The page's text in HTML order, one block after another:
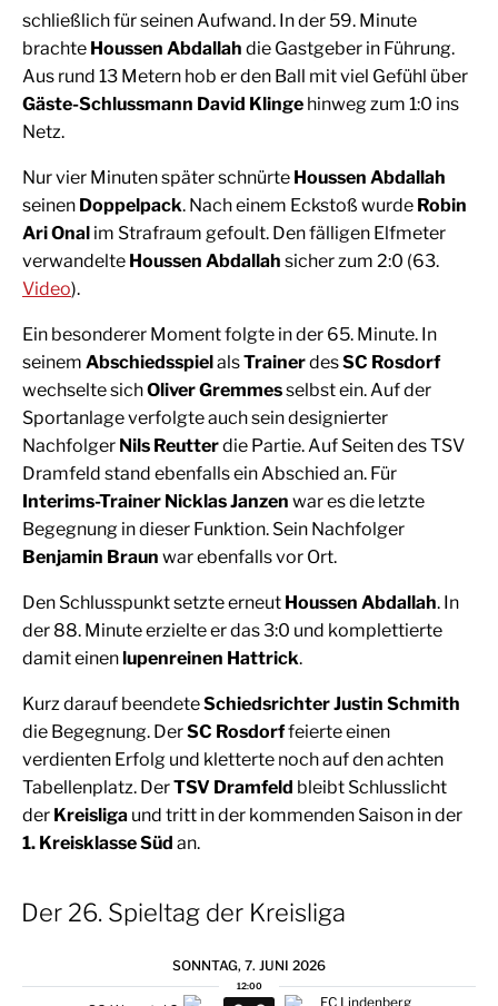
schließlich für seinen Aufwand. In der 59. Minute
brachte Houssen Abdallah die Gastgeber in Führung.
Aus rund 13 Metern hob er den Ball mit viel Gefühl über
Gäste-Schlussmann David Klinge hinweg zum 1:0 ins
Netz.
Nur vier Minuten später schnürte Houssen Abdallah
seinen Doppelpack. Nach einem Eckstoß wurde Robin
Ari Onal im Strafraum gefoult. Den fälligen Elfmeter
verwandelte Houssen Abdallah sicher zum 2:0 (63.
Video).
Ein besonderer Moment folgte in der 65. Minute. In
seinem Abschiedsspiel alsTrainerdesSC Rosdorf
wechselte sichOliver Gremmesselbst ein. Auf der
Sportanlage verfolgte auch sein designierter
Nachfolger Nils Reutterdie Partie. Auf Seiten des TSV
Dramfeld stand ebenfalls ein Abschied an. Für
Interims-Trainer Nicklas Janzen war es die letzte
Begegnung in dieser Funktion. Sein Nachfolger
Benjamin Braun war ebenfalls vor Ort.
Den Schlusspunkt setzte erneut Houssen Abdallah. In
der 88. Minute erzielte er das 3:0 und komplettierte
damit einen lupenreinen Hattrick.
Kurz darauf beendeteSchiedsrichter Justin Schmith
die Begegnung. DerSC Rosdorffeierte einen
verdienten Erfolg und kletterte noch auf den achten
Tabellenplatz. DerTSV Dramfeld bleibt Schlusslicht
der Kreisliga und tritt in der kommenden Saison in der
1. Kreisklasse Süd an.
Der 26. Spieltag der Kreisliga
SONNTAG, 7. JUNI 2026
12:00
FC Lindenberg